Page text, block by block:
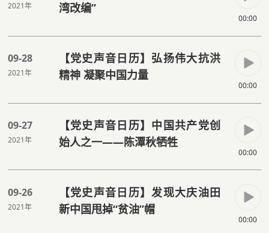
2021年
湾改编”
00:00
09-28
2021年
【党史声音日历】弘扬伟大抗洪
精神 凝聚中国力量
00:00
09-27
2021年
【党史声音日历】中国共产党创
始人之一——陈潭秋牺牲
00:00
09-26
2021年
【党史声音日历】发现大庆油田
新中国甩掉“贫油”帽
00:00